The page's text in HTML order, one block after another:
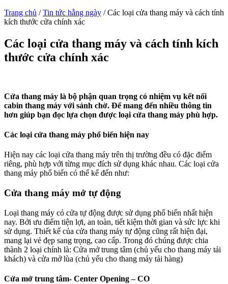
Trang chủ /Tin tức hằng ngày / Các loại cửa thang máy và cách tính
kích thước cửa chính xác
Các loại cửa thang máy và cách tính kích
thước cửa chính xác
Cửa thang máy là bộ phận quan trọng có nhiệm vụ kết nối
cabin thang máy với sảnh chờ. Để mang đến nhiều thông tin
hơn giúp bạn đọc lựa chọn được loại cửa thang máy phù hợp.
Các loại cửa thang máy phổ biến hiện nay
Hiện nay các loại cửa thang máy trên thị trường đều có đặc điểm
riêng, phù hợp với từng mục đích sử dụng khác nhau. Các loại cửa
thang máy phổ biến có thể kể đến như:
Cửa thang máy mở tự động
Loại thang máy có cửa tự động được sử dụng phổ biến nhất hiện
nay. Bởi ưu điểm tiện lợi, an toàn, tiết kiệm thời gian và sức lực khi
sử dụng. Thiết kế của cửa thang máy tự động cũng rất hiện đại,
mang lại vẻ đẹp sang trọng, cao cấp. Trong đó chúng được chia
thành 2 loại chính là: Cửa mở trung tâm (chủ yếu cho thang máy tải
khách) và cửa mở lùa (chủ yếu cho thang máy tải hàng)
Cửa mở trung tâm- Center Opening – CO